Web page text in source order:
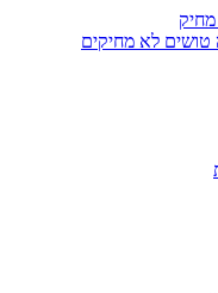
מחיק
טושים לא מחיקים